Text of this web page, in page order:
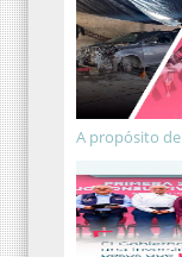
A propósito